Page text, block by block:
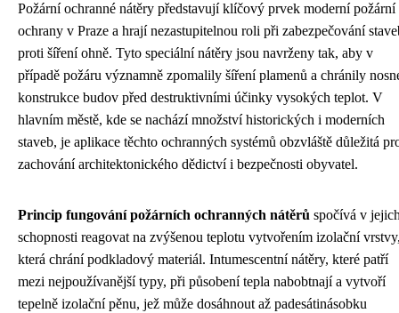
Požární ochranné nátěry představují klíčový prvek moderní požární
ochrany v Praze a hrají nezastupitelnou roli při zabezpečování
proti šíření ohně. Tyto speciální nátěry jsou navrženy tak, aby v
případě požáru významně zpomalily šíření plamenů a chránily
konstrukce budov před destruktivními účinky vysokých teplot. V
hlavním městě, kde se nachází množství historických i moderních
staveb, je aplikace těchto ochranných systémů obzvláště důležitá
zachování architektonického dědictví i bezpečnosti obyvatel.
Princip fungování požárních ochranných nátěrů spočívá v
schopnosti reagovat na zvýšenou teplotu vytvořením izolační
která chrání podkladový materiál. Intumescentní nátěry, které patří
mezi nejpoužívanější typy, při působení tepla nabobtnají a vytvoří
tepelně izolační pěnu, jež může dosáhnout až padesátinásobku